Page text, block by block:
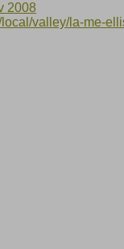
2008
valley/la-me-